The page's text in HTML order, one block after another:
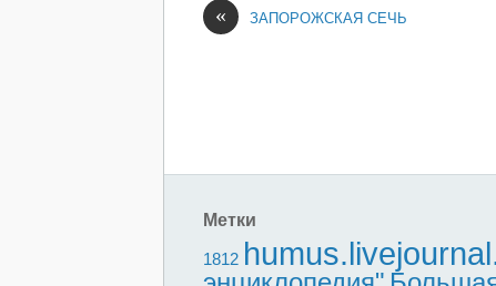
« ЗАПОРОЖСКАЯ СЕЧЬ
Метки
1812